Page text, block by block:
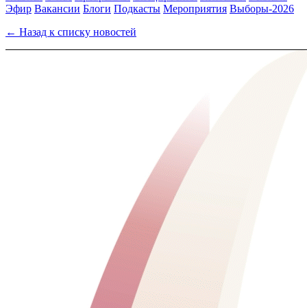
Эфир Вакансии Блоги Подкасты Мероприятия Выборы-2026
← Назад к списку новостей